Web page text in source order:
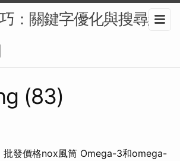
：關鍵字優化與搜尋結
(83)
批發價格nox風筒 Omega-3和omega-